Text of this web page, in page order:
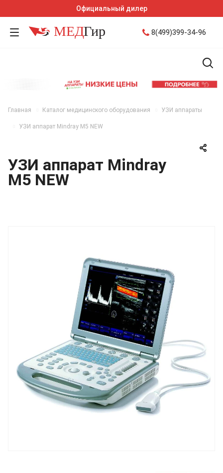
Официальный дилер
8(499)399-34-96
Главная Каталог медицинского оборудования УЗИ аппараты
УЗИ аппарат Mindray M5 NEW
УЗИ аппарат Mindray
M5 NEW